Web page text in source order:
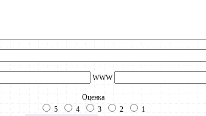
WWW
Оценка
5
4 3 2 1